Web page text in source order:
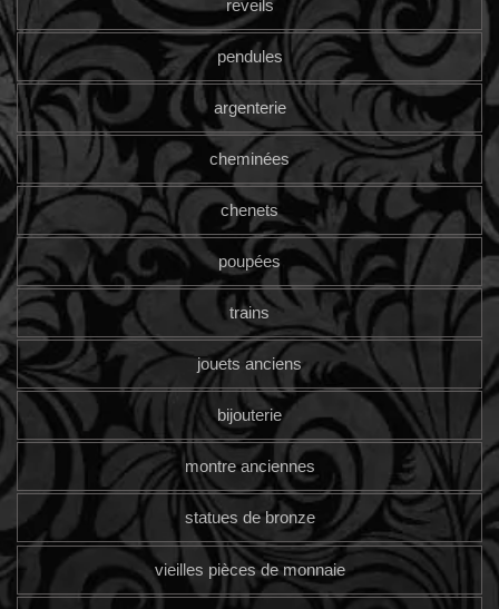
reveils
pendules
argenterie
cheminées
chenets
poupées
trains
jouets anciens
bijouterie
montre anciennes
statues de bronze
vieilles pièces de monnaie